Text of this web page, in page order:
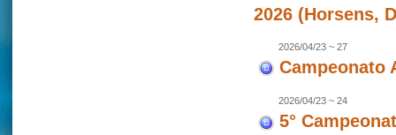
2026 (Horsens,
2026/04/23 ~ 27
Campeonato
2026/04/23 ~ 24
5°